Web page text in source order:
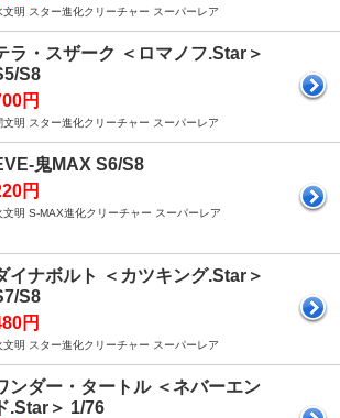
文明 スター進化クリーチャー スーパーレア
ラ・スザーク ＜ロマノフ.Star＞
S8
円
文明 スター進化クリーチャー スーパーレア
鬼MAX S6/S8
円
文明 S-MAX進化クリーチャー スーパーレア
イナボルト ＜カツキング.Star＞
S8
円
文明 スター進化クリーチャー スーパーレア
ンダー・タートル ＜ネバーエン
ド.Star＞ 1/76